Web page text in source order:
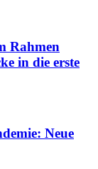
Rahmen
in die erste
Neue